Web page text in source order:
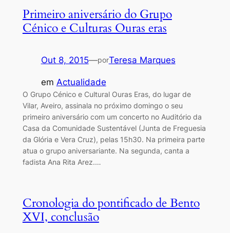
Primeiro aniversário do Grupo
Cénico e Culturas Ouras eras
Out 8, 2015—porTeresa Marques
em Actualidade
O Grupo Cénico e Cultural Ouras Eras, do lugar de
Vilar, Aveiro, assinala no próximo domingo o seu
primeiro aniversário com um concerto no Auditório da
Casa da Comunidade Sustentável (Junta de Freguesia
da Glória e Vera Cruz), pelas 15h30. Na primeira parte
atua o grupo aniversariante. Na segunda, canta a
fadista Ana Rita Arez.…
Cronologia do pontificado de Bento
XVI, conclusão